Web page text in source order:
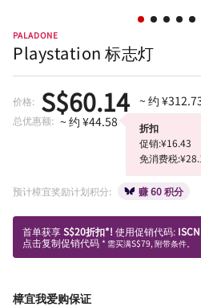
PALADONE
Playstation 标志灯
价格: S$60.14 ~ 约
总优惠额: ~ 约 ¥44.58
折扣
促销:¥16.43
免消费税
预计樟宜奖励计划积分: 赚 60 积分
首单获享S$20折扣*! 使用促销代码:
点击复制促销代码 * 需买满S$79, 附带条件。
樟宜我爱购保证